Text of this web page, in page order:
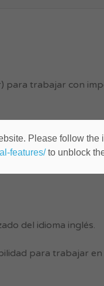
para trabajar con
del idioma inglés.
para trabajar
Please follow the
features/to unblock